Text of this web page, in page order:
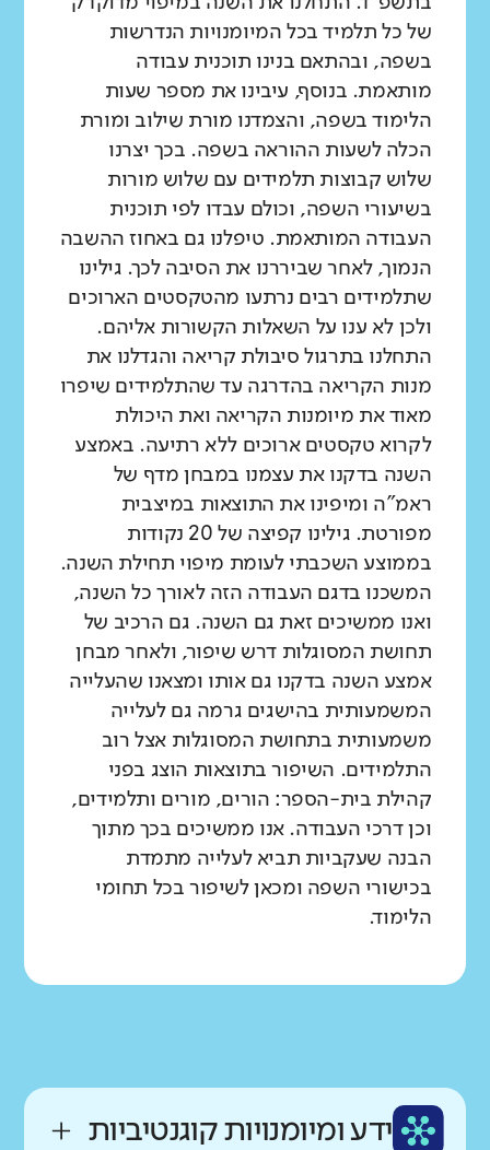
של כל תלמיד בכל המיומנויות הנדרשות
בשפה, ובהתאם בנינו תוכנית עבודה
מותאמת. בנוסף, עיבינו את מספר שעות
הלימוד בשפה, והצמדנו מורת שילוב ומורת
הכלה לשעות ההוראה בשפה. בכך יצרנו
שלוש קבוצות תלמידים עם שלוש מורות
בשיעורי השפה, וכולם עבדו לפי תוכנית
העבודה המותאמת. טיפלנו גם באחוז ההשבה
הנמוך, לאחר שביררנו את הסיבה לכך. גילינו
שתלמידים רבים נרתעו מהטקסטים הארוכים
ולכן לא ענו על השאלות הקשורות אליהם.
התחלנו בתרגול סיבולת קריאה והגדלנו את
מנות הקריאה בהדרגה עד שהתלמידים שיפרו
מאוד את מיומנות הקריאה ואת היכולת
לקרוא טקסטים ארוכים ללא רתיעה. באמצע
השנה בדקנו את עצמנו במבחן מדף של
ראמ"ה ומיפינו את התוצאות במיצבית
מפורטת. גילינו קפיצה של 20 נקודות
בממוצע השכבתי לעומת מיפוי תחילת השנה.
המשכנו בדגם העבודה הזה לאורך כל השנה,
ואנו ממשיכים זאת גם השנה. גם הרכיב של
תחושת המסוגלות דרש שיפור, ולאחר מבחן
אמצע השנה בדקנו גם אותו ומצאנו שהעלייה
המשמעותית בהישגים גרמה גם לעלייה
משמעותית בתחושת המסוגלות אצל רוב
התלמידים. השיפור בתוצאות הוצג בפני
קהילת בית-הספר: הורים, מורים ותלמידים,
וכן דרכי העבודה. אנו ממשיכים בכך מתוך
הבנה שעקביות תביא לעלייה מתמדת
בכישורי השפה ומכאן לשיפור בכל תחומי
הלימוד.
ידע ומיומנויות קוגנטיביות